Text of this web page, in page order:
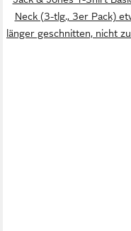
Neck (3-tlg., 3er Pack)
länger geschnitten, nicht